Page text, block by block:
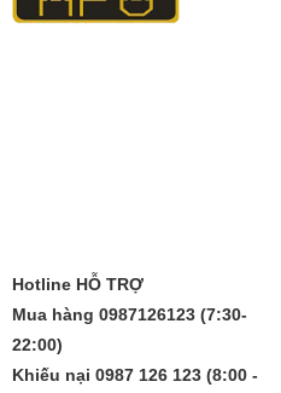
Hotline HỖ TRỢ
Mua hàng 0987126123 (7:30-
22:00)
Khiếu nại 0987 126 123 (8:00 -